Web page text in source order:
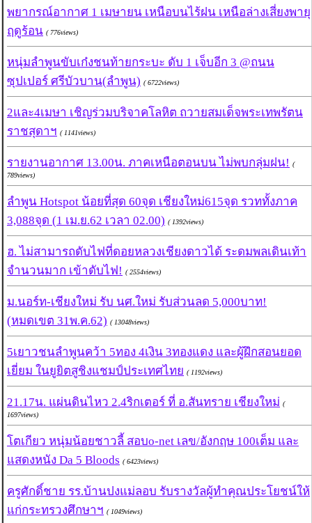
พยากรณ์อากาศ 1 เมษายน เหนือบนไร้ฝน เหนือล่างเสี่ยงพายุ
ฤดูร้อน ( 776views)
หนุ่มลำพูนขับเก๋งชนท้ายกระบะ ดับ 1 เจ็บอีก 3 @ถนน
ซุปเปอร์ ศรีบัวบาน(ลำพูน) ( 6722views)
2และ4เมษา เชิญร่วมบริจาคโลหิต ถวายสมเด็จพระเทพรัตน
ราชสุดาฯ ( 1141views)
รายงานอากาศ 13.00น. ภาคเหนือตอนบน ไม่พบกลุ่มฝน! (
789views)
ลำพูน Hotspot น้อยที่สุด 60จุด เชียงใหม่615จุด รวททั้งภาค
3,088จุด (1 เม.ย.62 เวลา 02.00) ( 1392views)
ฮ. ไม่สามารถดับไฟที่ดอยหลวงเชียงดาวได้ ระดมพลเดินเท้า
จำนวนมาก เข้าดับไฟ! ( 2554views)
ม.นอร์ท-เชียงใหม่ รับ นศ.ใหม่ รับส่วนลด 5,000บาท!
(หมดเขต 31พ.ค.62) ( 13048views)
5เยาวชนลำพูนคว้า 5ทอง 4เงิน 3ทองแดง และผู้ฝึกสอนยอด
เยี่ยม ในยูยิตสูชิงแชมป์ประเทศไทย ( 1192views)
21.17น. แผ่นดินไหว 2.4ริกเตอร์ ที่ อ.สันทราย เชียงใหม่ (
1697views)
โตเกียว หนุ่มน้อยชาวลี้ สอบo-net เลข/อังกฤษ 100เต็ม และ
แสดงหนัง Da 5 Bloods ( 6423views)
ครูศักดิ์ชาย รร.บ้านปงแม่ลอบ รับรางวัลผู้ทำคุณประโยชน์ให้
แก่กระทรวงศึกษาฯ ( 1049views)